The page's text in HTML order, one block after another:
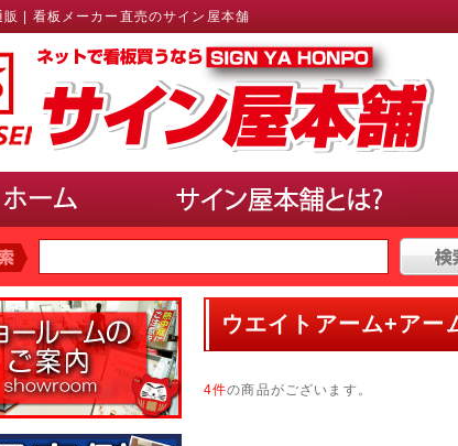
販 | 看板メーカー直売のサイン屋本舗
で探す
未満
10,000円〜20,000円
20,000円〜30,000円
〜40,000円
40,000円〜50,000円 50,000円以上
のサイズで選ぶ(ポスター、パネル)
B3・A2・B2 A1・B1
ウエイトアーム+アー
4件の商品がございます。